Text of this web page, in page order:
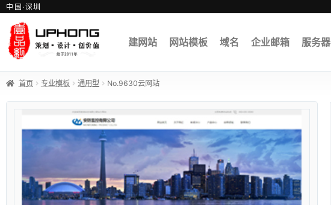
中国·深圳
建网站 网站模板 域名 企业邮箱 服务器
首页 专业模板 通用型 No.9630云网站